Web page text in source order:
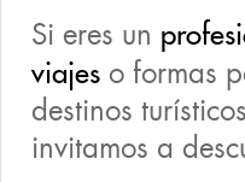
Si eres un
viajes o formas
destinos
invitamos a